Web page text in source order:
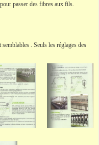
passer des fibres aux fils.
. Seuls les réglages des